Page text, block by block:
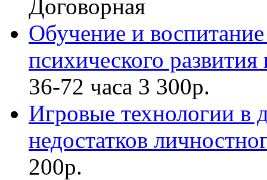
Договорная
Обучение и
психического
36-72 часа 3 300р.
Игровые технологии в
недостатков
200р.